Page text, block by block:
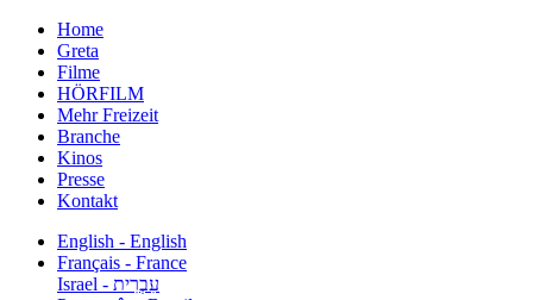
Home
Greta
Filme
HÖRFILM
Mehr Freizeit
Branche
Kinos
Presse
Kontakt
English - English
Français - France
עִבְרִית - Israel